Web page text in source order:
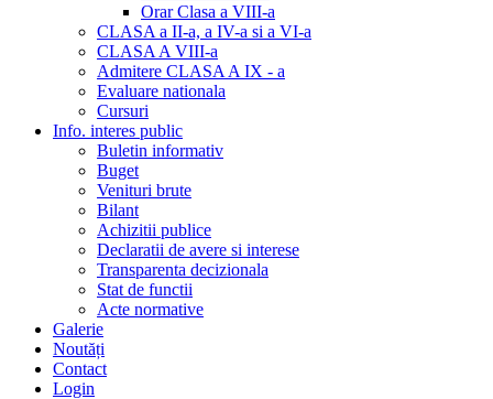
Orar Clasa a VIII-a
CLASA a II-a, a IV-a si a VI-a
CLASA A VIII-a
Admitere CLASA A IX - a
Evaluare nationala
Cursuri
Info. interes public
Buletin informativ
Buget
Venituri brute
Bilant
Achizitii publice
Declaratii de avere si interese
Transparenta decizionala
Stat de functii
Acte normative
Galerie
Noutăți
Contact
Login